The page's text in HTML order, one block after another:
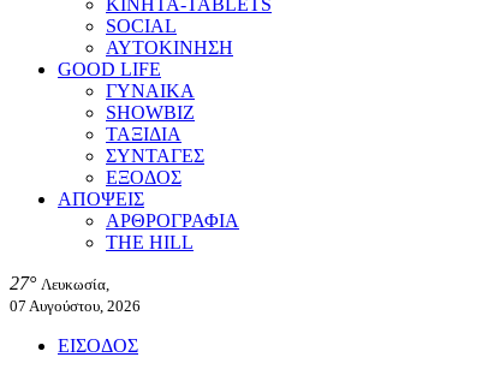
ΚΙΝΗΤΑ-TABLETS
SOCIAL
ΑΥΤΟΚΙΝΗΣΗ
GOOD LIFE
ΓΥΝΑΙΚΑ
SHOWBIZ
ΤΑΞΙΔΙΑ
ΣΥΝΤΑΓΕΣ
ΕΞΟΔΟΣ
ΑΠΟΨΕΙΣ
ΑΡΘΡΟΓΡΑΦΙΑ
THE HILL
27° Λευκωσία,
07 Αυγούστου, 2026
ΕΙΣΟΔΟΣ